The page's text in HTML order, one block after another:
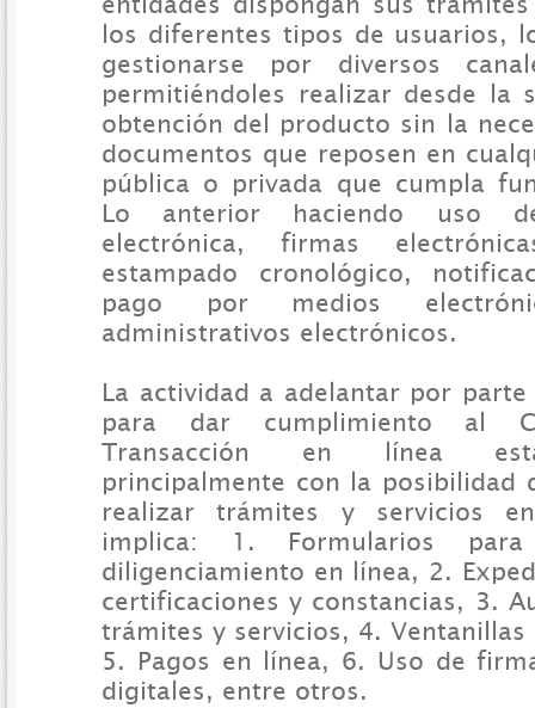
los diferentes tipos de usuarios,
gestionarse por diversos
permitiéndoles realizar desde la
obtención del producto sin la
documentos que reposen en
pública o privada que cumpla
Lo anterior haciendo uso
electrónica, firmas
estampado cronológico,
pago por medios
administrativos electrónicos.
La actividad a adelantar por
para dar cumplimiento al
Transacción en línea
principalmente con la posibilidad
realizar trámites y servicios
implica: 1. Formularios
diligenciamiento en línea, 2.
certificaciones y constancias, 3.
trámites y servicios, 4. Ventanillas
5. Pagos en línea, 6. Uso de
digitales, entre otros.